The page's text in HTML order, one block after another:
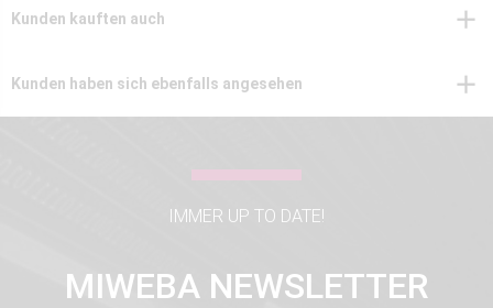
Kunden kauften auch
Kunden haben sich ebenfalls angesehen
IMMER UP TO DATE!
MIWEBA NEWSLETTER